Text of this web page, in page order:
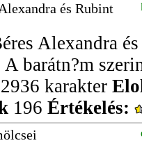
és Rubint
Alexandra
barátn?m
2936 karakter
196 Értékelés: